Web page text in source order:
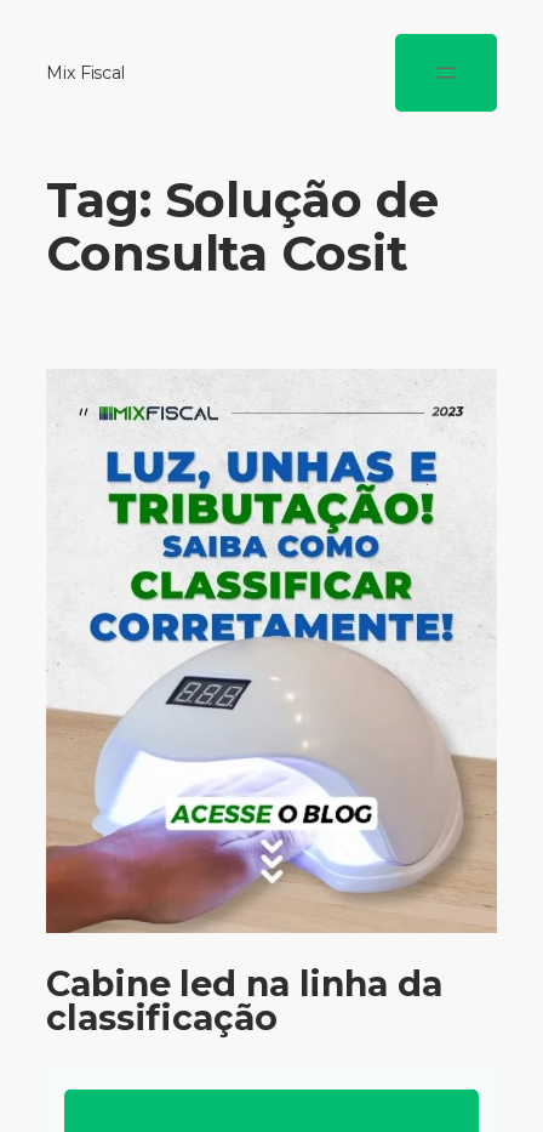
Mix Fiscal
Tag: Solução de
Consulta Cosit
Cabine led na linha da
classificação